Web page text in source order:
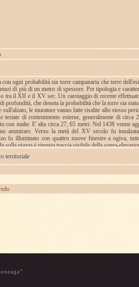
ogni probabilità sia torre campanaria che torre
di più di un metro di spessore. Per tipologia e
tra il XII e il XV sec. Un carotaggio di recente
profondità, che denota la probabilità che la torre sia
sull'alzato, le murature vanno fatte risalite allo stesso
testate di contenimento esterne, generalmente di
con malte. E' alta circa 27, 65 metri. Nel 1438 venne
ammirare. Verso la metà del XV secolo fu
fu illuminato con quattro nuove finestre a ogiva,
sulla piazza è rimasta traccia visibile della sopra-
sede probabilmente del precedente orologio.
piazza viene allargata, formando una stretta porta da
inizi del xx secolo la torre viene innalzata di altri due
merlato che ancora oggi si nota.
territoriale